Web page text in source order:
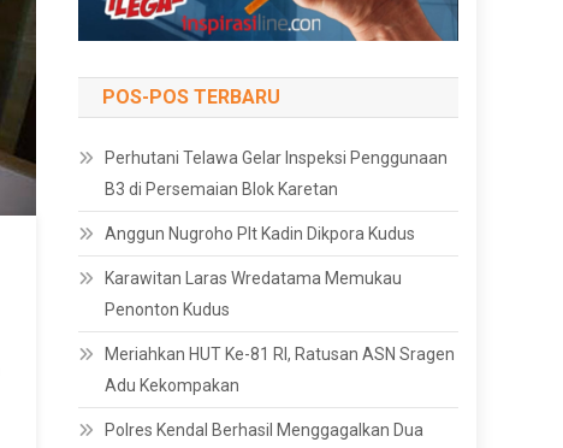
POS-POS TERBARU
Perhutani Telawa Gelar Inspeksi Penggunaan
B3 di Persemaian Blok Karetan
Anggun Nugroho Plt Kadin Dikpora Kudus
Karawitan Laras Wredatama Memukau
Penonton Kudus
Meriahkan HUT Ke-81 RI, Ratusan ASN Sragen
Adu Kekompakan
Polres Kendal Berhasil Menggagalkan Dua